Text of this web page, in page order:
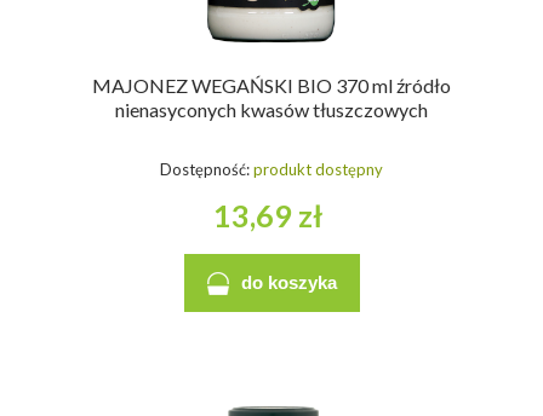
MAJONEZ WEGAŃSKI BIO 370 ml źródło
nienasyconych kwasów tłuszczowych
Dostępność:produkt dostępny
13,69 zł
do koszyka